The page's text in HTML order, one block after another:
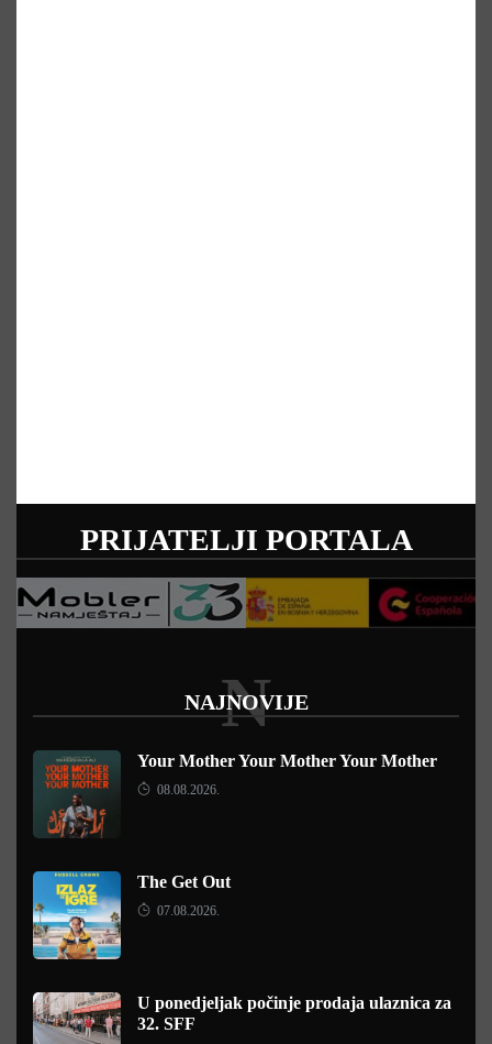
PRIJATELJI PORTALA
NAJNOVIJE
N
Your Mother Your Mother Your Mother
08.08.2026.
The Get Out
07.08.2026.
U ponedjeljak počinje prodaja ulaznica za
32. SFF